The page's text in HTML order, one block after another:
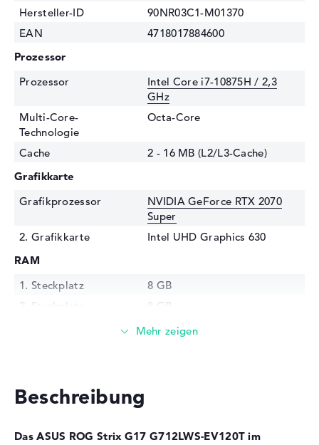
Hersteller-ID
90NR03C1-M01370
EAN
4718017884600
Prozessor
Prozessor
Intel Core i7-10875H / 2,3
GHz
Multi-Core-
Technologie
Octa-Core
Cache
2 - 16 MB (L2/L3-Cache)
Grafikkarte
Grafikprozessor
NVIDIA GeForce RTX 2070
Super
2. Grafikkarte
Intel UHD Graphics 630
RAM
1. Steckplatz
8 GB
2. Steckplatz
8 GB
16 GB
Festplatte
Schnittstelle
PCIe
Beschreibung
Das ASUS ROG Strix G17 G712LWS-EV120T im